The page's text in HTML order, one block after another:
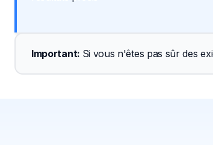
Important: Si vous n'êtes pas sûr des